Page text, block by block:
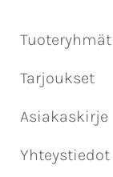
Tuoteryhmät
Tarjoukset
Asiakaskirje
Yhteystiedot